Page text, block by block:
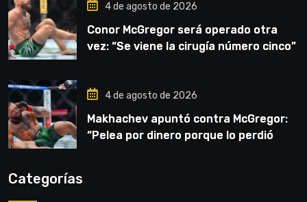
4 de agosto de 2026
Conor McGregor será operado otra
vez: “Se viene la cirugía número cinco”
4 de agosto de 2026
Makhachev apuntó contra McGregor:
“Pelea por dinero porque lo perdió
Categorías